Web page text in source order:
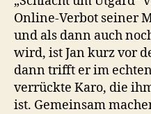
Online-Verbot seiner
und als dann auch
wird, ist Jan kurz vor
dann trifft er im
verrückte Karo, die
ist. Gemeinsam